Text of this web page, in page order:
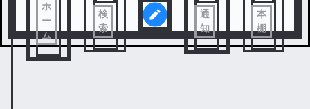
ホ
ー
ム
検
索
通
知
本
棚